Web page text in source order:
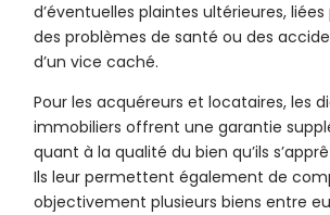
d’éventuelles plaintes ultérieures,
des problèmes de santé ou des
d’un vice caché.
Pour les acquéreurs et locataires, les
immobiliers offrent une garantie
quant à la qualité du bien qu’ils
Ils leur permettent également de
objectivement plusieurs biens entre